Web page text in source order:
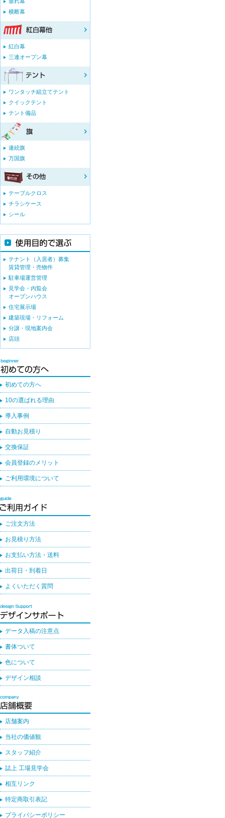
横断幕
紅白幕
三連オープン幕
ワンタッチ組立てテント
クイックテント
テント備品
連続旗
万国旗
テーブルクロス
チラシケース
シール
テナント（入居者）募集
賃貸管理・売物件
駐車場運営管理
見学会・内覧会
オープンハウス
住宅展示場
建築現場・リフォーム
分譲・現地案内会
店頭
初めての方へ
10の選ばれる理由
導入事例
自動お見積り
交換保証
会員登録のメリット
ご利用環境について
ご注文方法
お見積り方法
お支払い方法・送料
出荷日・到着日
よくいただく質問
データ入稿の注意点
書体ついて
色について
デザイン相談
店舗案内
当社の価値観
スタッフ紹介
誌上 工場見学会
相互リンク
特定商取引表記
プライバシーポリシー